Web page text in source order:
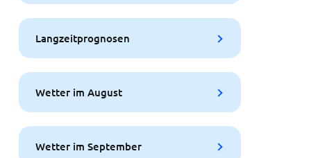
Langzeitprognosen
Wetter im August
Wetter im September